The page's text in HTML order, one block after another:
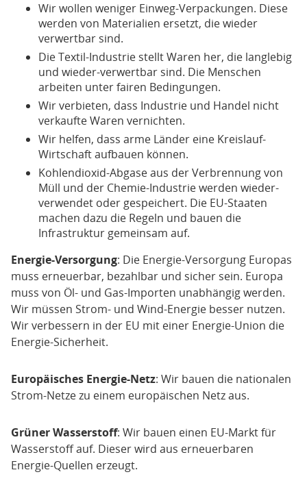
Wir wollen weniger Einweg-Verpackungen. Diese
werden von Materialien ersetzt, die wieder
verwertbar sind.
Die Textil-Industrie stellt Waren her, die langlebig
und wieder-verwertbar sind. Die Menschen
arbeiten unter fairen Bedingungen.
Wir verbieten, dass Industrie und Handel nicht
verkaufte Waren vernichten.
Wir helfen, dass arme Länder eine Kreislauf-
Wirtschaft aufbauen können.
Kohlendioxid-Abgase aus der Verbrennung von
Müll und der Chemie-Industrie werden wieder-
verwendet oder gespeichert. Die EU-Staaten
machen dazu die Regeln und bauen die
Infrastruktur gemeinsam auf.
Energie-Versorgung: Die Energie-Versorgung Europas
muss erneuerbar, bezahlbar und sicher sein. Europa
muss von Öl- und Gas-Importen unabhängig werden.
Wir müssen Strom- und Wind-Energie besser nutzen.
Wir verbessern in der EU mit einer Energie-Union die
Energie-Sicherheit.
Europäisches Energie-Netz: Wir bauen die nationalen
Strom-Netze zu einem europäischen Netz aus.
Grüner Wasserstoff: Wir bauen einen EU-Markt für
Wasserstoff auf. Dieser wird aus erneuerbaren
Energie-Quellen erzeugt.